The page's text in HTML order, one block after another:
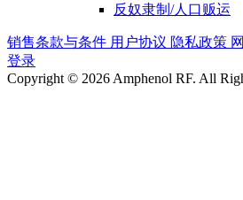
反奴隶制/人口贩运
销售条款与条件 用户协议 隐私政策
登录
Copyright © 2026 Amphenol RF. All